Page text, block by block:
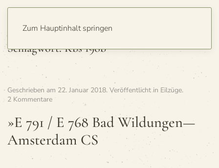
Zum Hauptinhalt springen
Schlagwort:Kbs 198b
Geschrieben am 22. Januar 2018. Veröffentlicht in Eilzüge.
2 Kommentarezu
791
E 768
Bad
»E 791 / E 768 Bad Wildungen—
Amsterdam CS